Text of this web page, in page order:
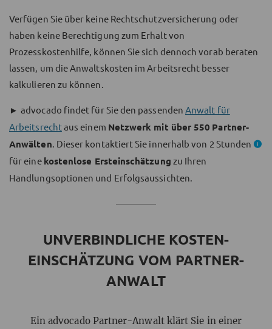
Verfügen Sie über keine Rechtschutzversicherung oder
haben keine Berechtigung zum Erhalt von
Prozesskostenhilfe, können Sie sich dennoch vorab beraten
lassen, um die Anwaltskosten im Arbeitsrecht besser
kalkulieren zu können.
►advocado findet für Sie den passendenAnwalt für
Arbeitsrechtaus einem Netzwerk mit über550 Partner-
Anwälten. Dieser kontaktiert Sie innerhalb von 2 Stunden
für eine kostenlose Ersteinschätzung zu Ihren
Handlungsoptionen und Erfolgsaussichten.
UNVERBINDLICHE KOSTEN-
EINSCHÄTZUNG VOM PARTNER-
ANWALT
Ein advocado Partner-Anwalt klärt Sie in einer